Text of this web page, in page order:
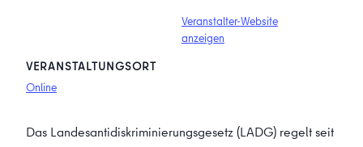
VERANSTALTUNGSORT
Online
Veranstalter-Website
anzeigen
Das Landesantidiskriminierungsgesetz (LADG) regelt seit